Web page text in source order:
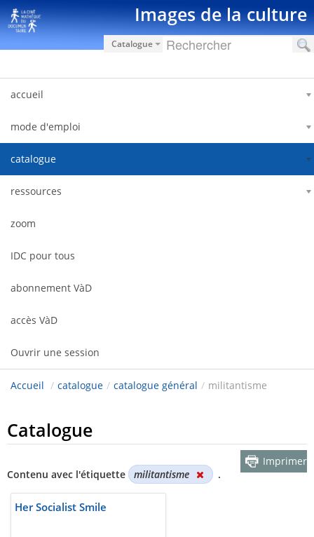
Saut au contenu Images de la culture
Catalogue
accueil
mode d'emploi
catalogue
ressources
zoom
IDC pour tous
abonnement VàD
accès VàD
Ouvrir une session
Accueil / catalogue / catalogue général / militantisme
Catalogue
Contenu avec l'étiquette militantisme .
Imprimer
Her Socialist Smile